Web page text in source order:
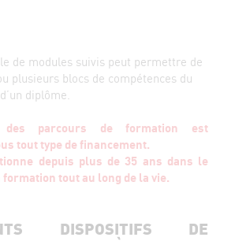
de modules suivis peut permettre de
plusieurs blocs de compétences du
diplôme.
des parcours de formation est
tout type de financement.
depuis plus de 35 ans dans le
formation tout au long de la vie.
DISPOSITIFS DE